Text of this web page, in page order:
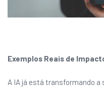
Exemplos Reais de
A IA já está transformando a